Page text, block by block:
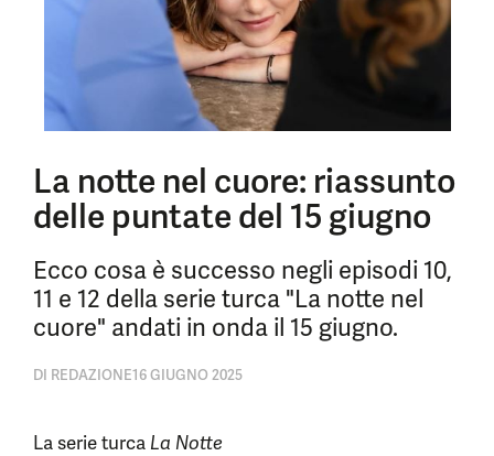
La notte nel cuore: riassunto
delle puntate del 15 giugno
Ecco cosa è successo negli episodi 10,
11 e 12 della serie turca "La notte nel
cuore" andati in onda il 15 giugno.
DI REDAZIONE16 GIUGNO 2025
La serie turca La Notte